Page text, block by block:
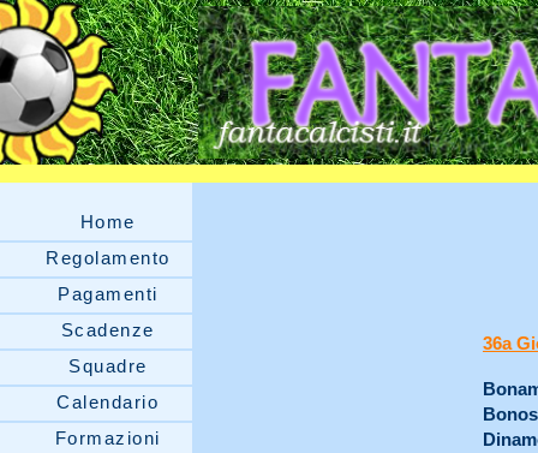
Home
Regolamento
Pagamenti
Scadenze
Squadre
Calendario
Formazioni
36a